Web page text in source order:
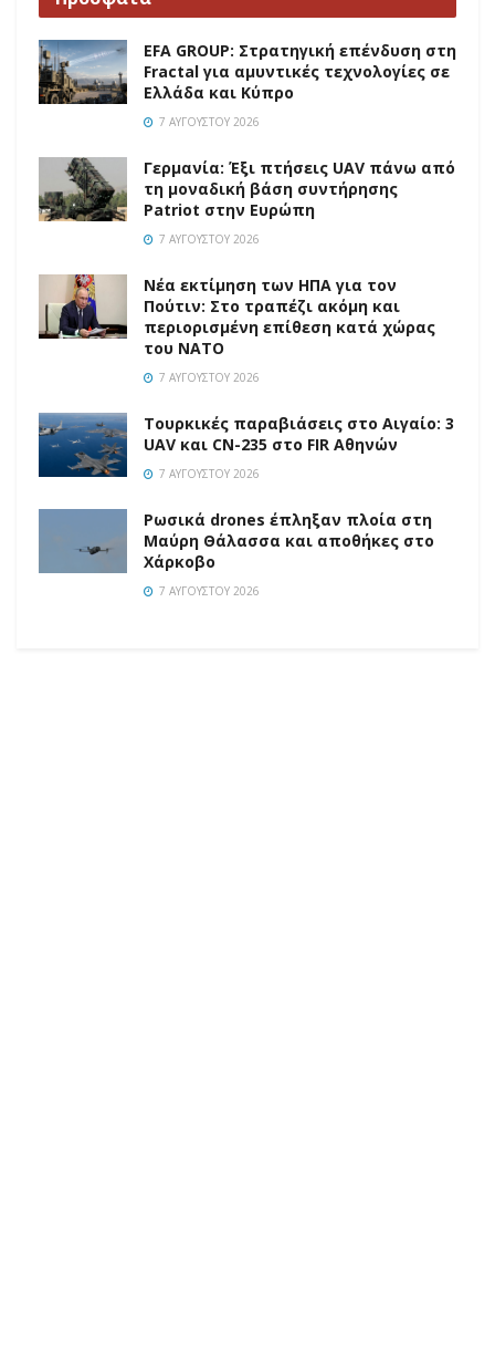
EFA GROUP: Στρατηγική επένδυση στη
Fractal για αμυντικές τεχνολογίες σε
Ελλάδα και Κύπρο
7 ΑΥΓΟΎΣΤΟΥ 2026
Γερμανία: Έξι πτήσεις UAV πάνω από
τη μοναδική βάση συντήρησης
Patriot στην Ευρώπη
7 ΑΥΓΟΎΣΤΟΥ 2026
Νέα εκτίμηση των ΗΠΑ για τον
Πούτιν: Στο τραπέζι ακόμη και
περιορισμένη επίθεση κατά χώρας
του ΝΑΤΟ
7 ΑΥΓΟΎΣΤΟΥ 2026
Τουρκικές παραβιάσεις στο Αιγαίο: 3
UAV και CN-235 στο FIR Αθηνών
7 ΑΥΓΟΎΣΤΟΥ 2026
Ρωσικά drones έπληξαν πλοία στη
Μαύρη Θάλασσα και αποθήκες στο
Χάρκοβο
7 ΑΥΓΟΎΣΤΟΥ 2026